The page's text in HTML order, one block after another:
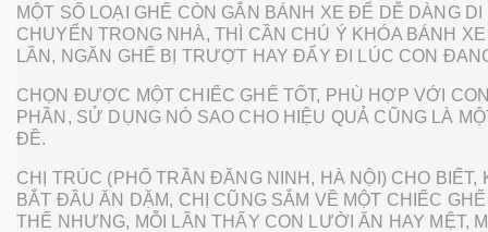
MỘT SỐ LOẠI GHẾ CÒN GẮN BÁNH XE ĐỂ DỄ DÀNG DI
CHUYỂN TRONG NHÀ, THÌ CẦN CHÚ Ý KHÓA BÁNH XE
LẦN, NGĂN GHẾ BỊ TRƯỢT HAY ĐẨY ĐI LÚC CON
CHỌN ĐƯỢC MỘT CHIẾC GHẾ TỐT, PHÙ HỢP VỚI
PHẦN, SỬ DỤNG NÓ SAO CHO HIỆU QUẢ CŨNG LÀ
ĐỀ.
CHỊ TRÚC (PHỐ TRẦN ĐĂNG NINH, HÀ NỘI) CHO BIẾT,
BẮT ĐẦU ĂN DẶM, CHỊ CŨNG SẮM VỀ MỘT CHIẾC
THẾ NHƯNG, MỖI LẦN THẤY CON LƯỜI ĂN HAY MỆT,